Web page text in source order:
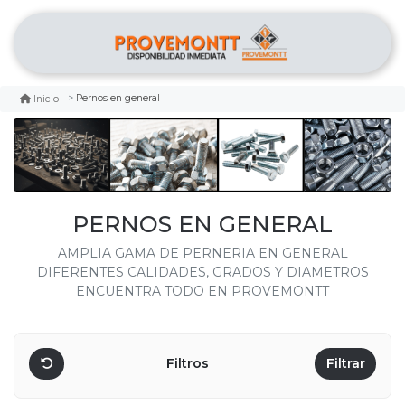
Inicio Pernos en general
PERNOS EN GENERAL
AMPLIA GAMA DE PERNERIA EN GENERAL
DIFERENTES CALIDADES, GRADOS Y DIAMETROS
ENCUENTRA TODO EN PROVEMONTT
Filtros Filtrar